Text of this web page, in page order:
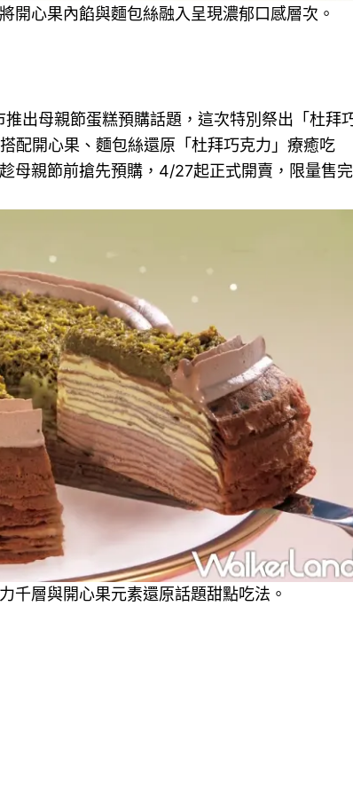
心果內餡與麵包絲融入呈現濃郁口感層次。
出母親節蛋糕預購話題，這次特別祭出「杜拜
配開心果、麵包絲還原「杜拜巧克力」療癒吃
母親節前搶先預購，4/27起正式開賣，限量售完
層與開心果元素還原話題甜點吃法。